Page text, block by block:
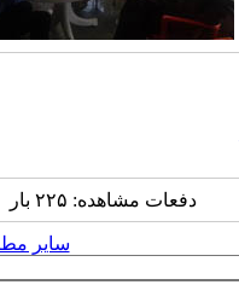
دفعات مشاهده: ۲۲۵ بار |
سایر